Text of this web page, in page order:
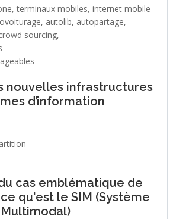
terminaux mobiles, internet mobile
autolib, autopartage,
sourcing,
nouvelles infrastructures
d’information
cas emblématique de
qu'est le SIM (Système